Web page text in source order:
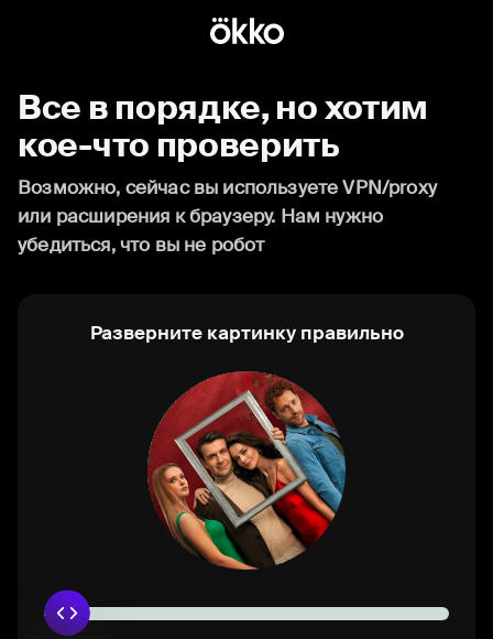
Все в порядке, но хотим
кое-что проверить
Возможно, сейчас вы используете VPN/proxy
или расширения к браузеру. Нам нужно
убедиться, что вы не робот
Разверните картинку правильно